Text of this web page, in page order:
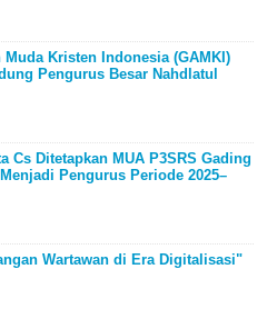
Muda Kristen Indonesia (GAMKI)
Pengurus Besar Nahdlatul
Cs Ditetapkan MUA P3SRS Gading
Pengurus Periode 2025–
Wartawan di Era Digitalisasi"